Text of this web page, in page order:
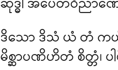
ဆုဒ္ဓါ အပေတဝိညာဏေ
ဒိသော ဒိသံ ယံ တံ ကယိရ
မိစ္ဆာပဏိဟိတံ စိတ္တံ၊ ပ